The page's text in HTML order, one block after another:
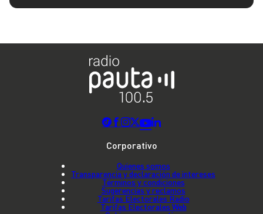
Corporativo
Quienes somos
Transparencia y declaración de intereses
Términos y condiciones
Sugerencias y reclamos
Tarifas Electorales Radio
Tarifas Electorales Web